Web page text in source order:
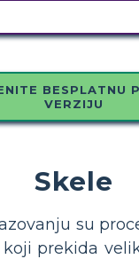
BESPLATNU
VERZIJU
Skele
su
prekida